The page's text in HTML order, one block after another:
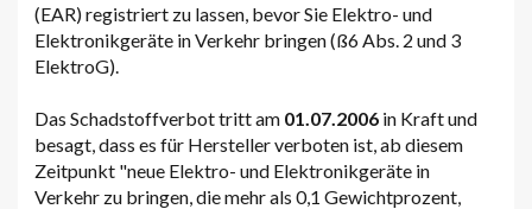
(EAR) registriert zu lassen, bevor Sie Elektro- und
Elektronikgeräte in Verkehr bringen (ß6 Abs. 2 und 3
ElektroG).
Das Schadstoffverbot tritt am 01.07.2006 in Kraft und
besagt, dass es für Hersteller verboten ist, ab diesem
Zeitpunkt "neue Elektro- und Elektronikgeräte in
Verkehr zu bringen, die mehr als 0,1 Gewichtprozent,